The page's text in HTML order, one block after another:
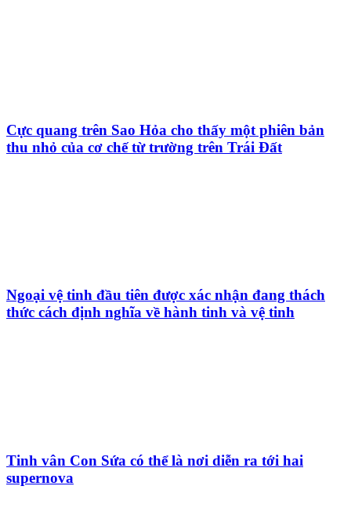
Cực quang trên Sao Hỏa cho thấy một phiên bản
thu nhỏ của cơ chế từ trường trên Trái Đất
Ngoại vệ tinh đầu tiên được xác nhận đang thách
thức cách định nghĩa về hành tinh và vệ tinh
Tinh vân Con Sứa có thể là nơi diễn ra tới hai
supernova